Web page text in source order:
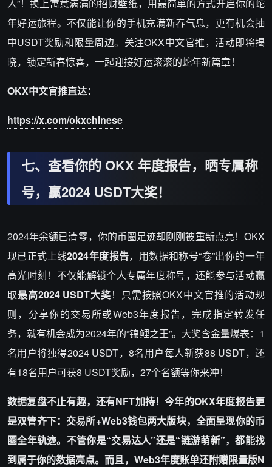
人”！换上寓意满满的招财壁纸，用最简单的方式开启你的蛇
年好运旅程。不仅能让你的手机充满新春气息，更有机会抽
中USDT奖励和限量周边。关注OKX中文官推，活动即将揭
晓，锁定新春惊喜，一起迎接好运滚滚的蛇年新篇章！
OKX中文官推直达：
https://x.com/okxchinese
七、查看你的 OKX 年度报告，晒专属称
号，赢2024 USDT大奖！
2024年余额已清零，你的币圈足迹却刚刚被重新点亮！OKX
现已正式上线2024年度报告，用数据和称号“卷”出你的一年
高光时刻！不仅能解锁个人专属年度称号，还能参与活动赢
取最高2024 USDT大奖！只需按照OKX中文官推的活动规
则，分享你的交易所或Web3年度报告，完成指定转发任
务，就有机会成为2024年的“锦鲤之王”。大奖含金量爆表：1
名用户将独得2024 USDT，8名用户每人斩获88 USDT，还
有18名用户可获8 USDT奖励，27个名额等你来冲！
数据复盘不止有趣，还有NFT加持！今年的OKX年度报告更
是双管齐下：交易所+Web3钱包两大版块，全面呈现你的币
圈全年轨迹。不管你是“交易达人”还是“链游萌新”，都能找
到属于你的数据亮点。而且，Web3年度账单还附赠限量版N